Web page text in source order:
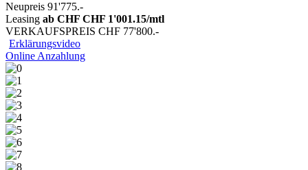
Neupreis 91'775.-
Leasing ab CHF CHF 1'001.15/mtl
VERKAUFSPREIS CHF 77'800.-
Erklärungsvideo
Online Anzahlung